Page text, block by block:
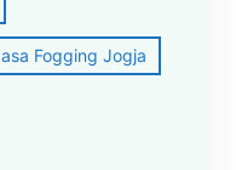
Fogging Jogja